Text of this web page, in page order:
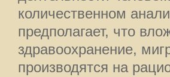
количественном
предполагает, что
здравоохранение,
производятся на